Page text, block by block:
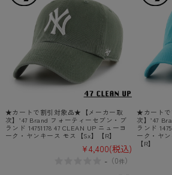
★カートで割引対象品★【メーカー取
次】’47 Brand フォーティーセブン・ブ
ランド 14751178 47 CLEAN UP ニューヨ
ーク・ヤンキース モス【Sx】【R】
¥4,400(税込)
-（0件）
★カート
次】’47
ランド
ーク・ヤ
【R】